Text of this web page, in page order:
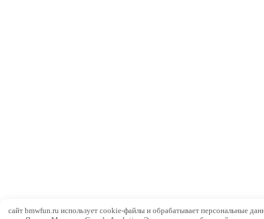
сайт bmwfun.ru использует cookie-файлы и обрабатывает персональные